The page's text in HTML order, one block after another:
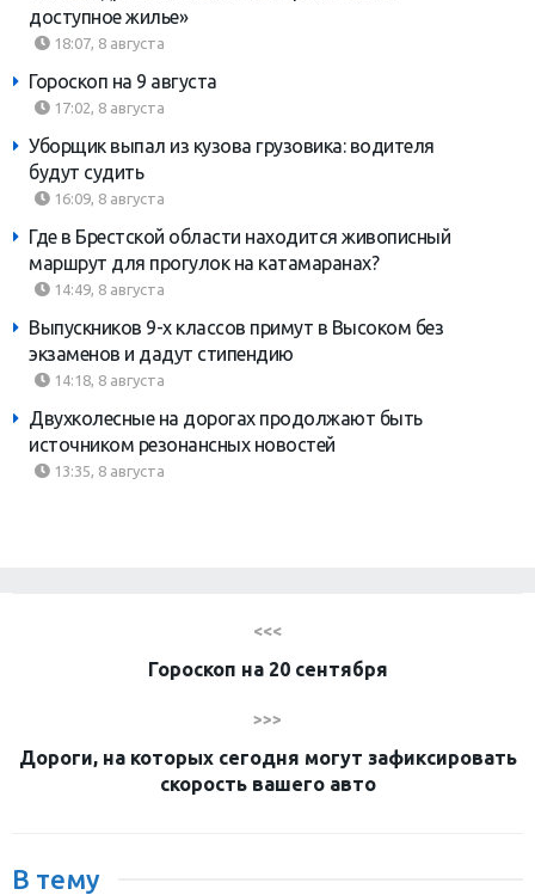
доступное жилье»
18:07, 8 августа
Гороскоп на 9 августа
17:02, 8 августа
Уборщик выпал из кузова грузовика: водителя
будут судить
16:09, 8 августа
Где в Брестской области находится живописный
маршрут для прогулок на катамаранах?
14:49, 8 августа
Выпускников 9-х классов примут в Высоком без
экзаменов и дадут стипендию
14:18, 8 августа
Двухколесные на дорогах продолжают быть
источником резонансных новостей
13:35, 8 августа
<<<
Гороскоп на 20 сентября
>>>
Дороги, на которых сегодня могут зафиксировать
скорость вашего авто
В тему